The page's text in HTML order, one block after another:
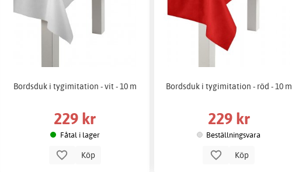
Bordsduk i tygimitation - vit - 10 m
229 kr
Fåtal i lager
Köp
Bordsduk i tygimitation - röd - 10 m
229 kr
Beställningsvara
Köp